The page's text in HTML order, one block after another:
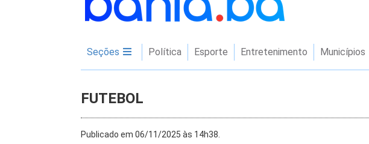
Seções Política Esporte Entretenimento Municípios
FUTEBOL
Publicado em 06/11/2025 às 14h38.